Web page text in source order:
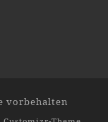
vorbehalten